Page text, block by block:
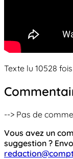
Texte lu 10528 fois
--> Pas de
Vous avez un
suggestion ?